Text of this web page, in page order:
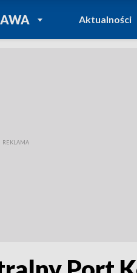
POWRÓT DO
TVP REGIONY
Aktualności